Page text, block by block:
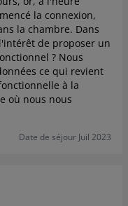
la connexion,
la chambre. Dans
de proposer un
? Nous
ce qui revient
à la
où nous nous
Date de séjour Juil 2023